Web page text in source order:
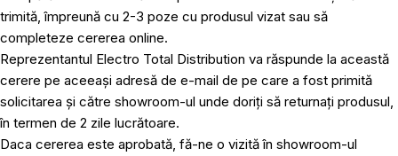
trimită, împreună cu 2-3 poze cu produsul vizat sau să
completeze cererea online.
Reprezentantul Electro Total Distribution va răspunde la această
cerere pe aceeași adresă de e-mail de pe care a fost primită
solicitarea și către showroom-ul unde doriți să returnați produsul,
în termen de 2 zile lucrătoare.
Daca cererea este aprobată, fă-ne o vizită în showroom-ul